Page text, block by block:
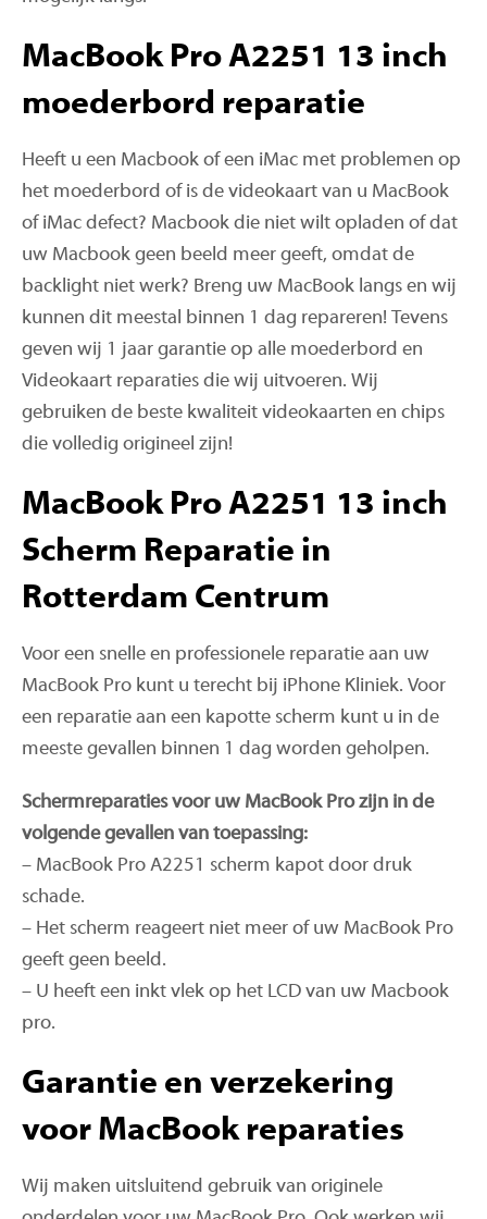
MacBook Pro A2251 13 inch
moederbord reparatie
Heeft u een Macbook of een iMac met problemen op
het moederbord of is de videokaart van u MacBook
of iMac defect? Macbook die niet wilt opladen of dat
uw Macbook geen beeld meer geeft, omdat de
backlight niet werk? Breng uw MacBook langs en wij
kunnen dit meestal binnen 1 dag repareren! Tevens
geven wij 1 jaar garantie op alle moederbord en
Videokaart reparaties die wij uitvoeren. Wij
gebruiken de beste kwaliteit videokaarten en chips
die volledig origineel zijn!
MacBook Pro A2251 13 inch
Scherm Reparatie in
Rotterdam Centrum
Voor een snelle en professionele reparatie aan uw
MacBook Pro kunt u terecht bij iPhone Kliniek. Voor
een reparatie aan een kapotte scherm kunt u in de
meeste gevallen binnen 1 dag worden geholpen.
Schermreparaties voor uw MacBook Pro zijn in de
volgende gevallen van toepassing:
– MacBook Pro A2251 scherm kapot door druk
schade.
– Het scherm reageert niet meer of uw MacBook Pro
geeft geen beeld.
– U heeft een inkt vlek op het LCD van uw Macbook
pro.
Garantie en verzekering
voor MacBook reparaties
Wij maken uitsluitend gebruik van originele